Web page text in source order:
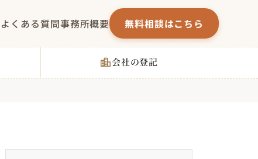
よくある質問事務所概要 無料相談はこちら
会社の登記